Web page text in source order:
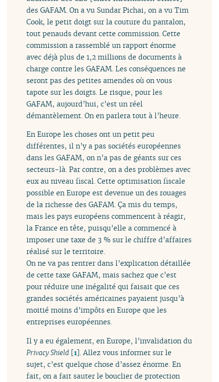
des GAFAM. On a vu Sundar Pichai, on a vu Tim
Cook, le petit doigt sur la couture du pantalon,
tout penauds devant cette commission. Cette
commission a rassemblé un rapport énorme
avec déjà plus de 1,2 millions de documents à
charge contre les GAFAM. Les conséquences ne
seront pas des petites amendes où on vous
tapote sur les doigts. Le risque, pour les
GAFAM, aujourd’hui, c’est un réel
démantèlement. On en parlera tout à l’heure.
En Europe les choses ont un petit peu
différentes, il n’y a pas sociétés européennes
dans les GAFAM, on n’a pas de géants sur ces
secteurs-là. Par contre, on a des problèmes avec
eux au niveau fiscal. Cette optimisation fiscale
possible en Europe est devenue un des rouages
de la richesse des GAFAM. Ça mis du temps,
mais les pays européens commencent à réagir,
la France en tête, puisqu’elle a commencé à
imposer une taxe de 3 % sur le chiffre d’affaires
réalisé sur le territoire.
On ne va pas rentrer dans l’explication détaillée
de cette taxe GAFAM, mais sachez que c’est
pour réduire une inégalité qui faisait que ces
grandes sociétés américaines payaient jusqu’à
moitié moins d’impôts en Europe que les
entreprises européennes.
Il y a eu également, en Europe, l’invalidation du
Privacy Shield [1] . Allez vous informer sur le
sujet, c’est quelque chose d’assez énorme. En
fait, on a fait sauter le bouclier de protection